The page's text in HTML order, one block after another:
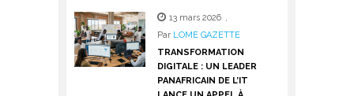
13 mars 2026 ,
Par LOME GAZETTE
TRANSFORMATION
DIGITALE : UN LEADER
PANAFRICAIN DE L’IT